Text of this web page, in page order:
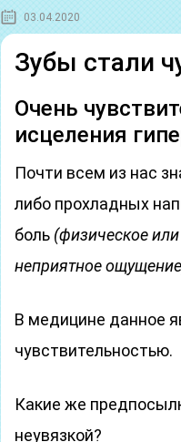
03.04.2020
Зубы стали
Очень
исцеления
Почти всем из нас
либо прохладных
боль (физическое
неприятное
В медицине данное
чувствительностью.
Какие же
неувязкой?